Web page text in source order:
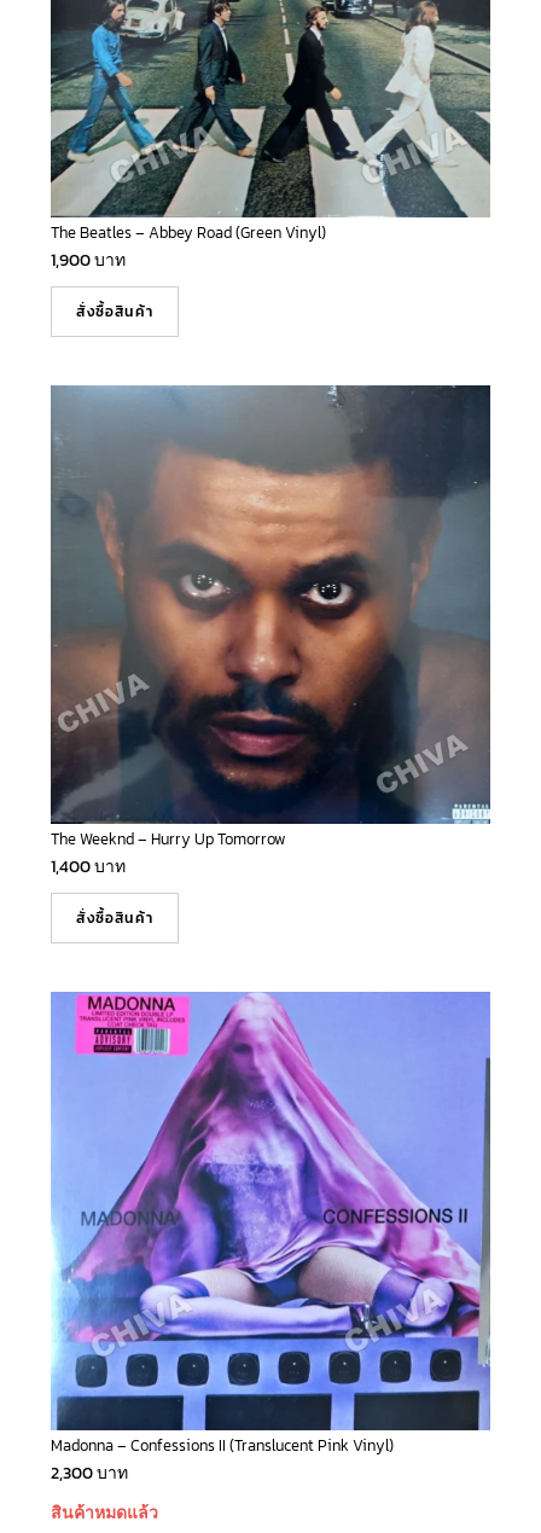
The Beatles – Abbey Road (Green Vinyl)
1,900บาท
สั่งซื้อสินค้า
The Weeknd – Hurry Up Tomorrow
1,400บาท
สั่งซื้อสินค้า
Madonna – Confessions II (Translucent Pink Vinyl)
2,300บาท
สินค้าหมดแล้ว